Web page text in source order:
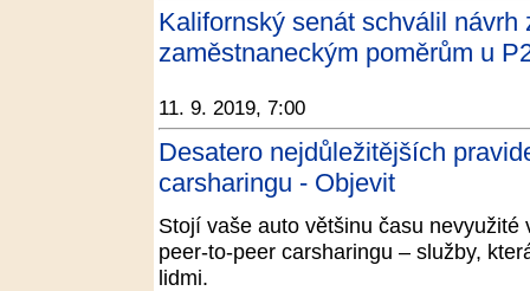
Kalifornský senát schválil návrh
zaměstnaneckým poměrům u
11. 9. 2019, 7:00
Desatero nejdůležitějších
carsharingu - Objevit
Stojí vaše auto většinu času
peer-to-peer carsharingu – služby,
lidmi.